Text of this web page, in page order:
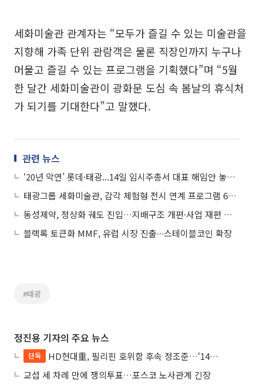
세화미술관 관계자는 “모두가 즐길 수 있는 미술관을
지향해 가족 단위 관람객은 물론 직장인까지 누구나
머물고 즐길 수 있는 프로그램을 기획했다”며 “5월
한 달간 세화미술관이 광화문 도심 속 봄날의 휴식처
가 되기를 기대한다”고 말했다.
관련 뉴스
‘20년 악연’ 롯데·태광...14일 임시주총서 대표 해임안 놓고 충돌
태광그룹 세화미술관, 감각 체험형 전시 연계 프로그램 6월까지 운영
동성제약, 정상화 궤도 진입…지배구조 개편·사업 재편 본격화
블랙록 토큰화 MMF, 유럽 시장 진출∙∙∙스테이블코인 확장
#태광
정진용 기자의 주요 뉴스
단독
HD현대重, 필리핀 호위함 후속 정조준…‘14척+α’ 싹쓸이 노린다
교섭 세 차례 만에 쟁의투표…포스코 노사관계 긴장